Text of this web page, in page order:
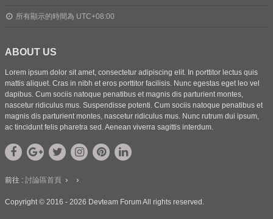
所有顯示的時間為 UTC+08:00
ABOUT US
Lorem ipsum dolor sit amet, consectetur adipiscing elit. In porttitor lectus quis
mattis aliquet. Cras in nibh et eros porttitor facilisis. Nunc egestas eget leo vel
dapibus. Cum sociis natoque penatibus et magnis dis parturient montes,
nascetur ridiculus mus. Suspendisse potenti. Cum sociis natoque penatibus et
magnis dis parturient montes, nascetur ridiculus mus. Nunc rutrum dui ipsum,
ac tincidunt felis pharetra sed. Aenean viverra sagittis interdum.
前往 : 討論區首頁
Copyright © 2016 - 2026 Devteam Forum All rights reserved.